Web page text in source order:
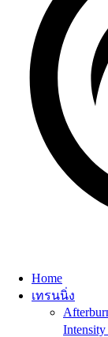
Home
เทรนนิ่ง